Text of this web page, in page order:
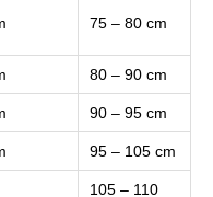
75 – 80 cm
80 – 90 cm
90 – 95 cm
95 – 105 cm
105 – 110